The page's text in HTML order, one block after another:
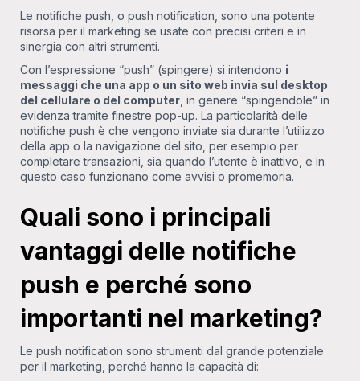
Le notifiche push, o push notification, sono una potente
risorsa per il marketing se usate con precisi criteri e in
sinergia con altri strumenti.
Con l’espressione “push” (spingere) si intendono i
messaggi che una app o un sito web invia sul desktop
del cellulare o del computer, in genere “spingendole” in
evidenza tramite finestre pop-up. La particolarità delle
notifiche push è che vengono inviate sia durante l’utilizzo
della app o la navigazione del sito, per esempio per
completare transazioni, sia quando l’utente è inattivo, e in
questo caso funzionano come avvisi o promemoria.
Quali sono i principali
vantaggi delle notifiche
push e perché sono
importanti nel marketing?
Le push notification sono strumenti dal grande potenziale
per il marketing, perché hanno la capacità di: